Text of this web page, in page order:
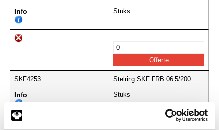
Info Stuks
-
SKF4253 Stelring SKF FRB 06.5/200
Info Stuks